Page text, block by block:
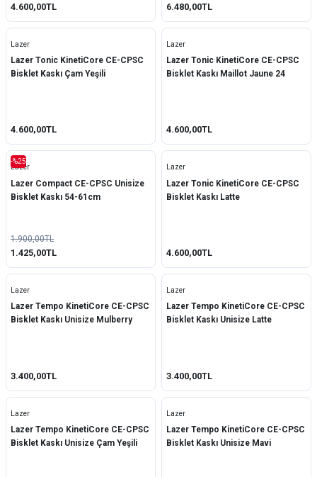
4.600,00TL 6.480,00TL
Lazer
Lazer Tonic KinetiCore CE-CPSC
Bisklet Kaskı Çam Yeşili
4.600,00TL
Lazer
Lazer Tonic KinetiCore CE-CPSC
Bisklet Kaskı Maillot Jaune 24
4.600,00TL
-%25
Lazer
Lazer Compact CE-CPSC Unisize
Bisklet Kaskı 54-61cm
1.900,00TL
1.425,00TL
Lazer
Lazer Tonic KinetiCore CE-CPSC
Bisklet Kaskı Latte
4.600,00TL
Lazer
Lazer Tempo KinetiCore CE-CPSC
Bisklet Kaskı Unisize Mulberry
3.400,00TL
Lazer
Lazer Tempo KinetiCore CE-CPSC
Bisklet Kaskı Unisize Latte
3.400,00TL
Lazer
Lazer Tempo KinetiCore CE-CPSC
Bisklet Kaskı Unisize Çam Yeşili
Lazer
Lazer Tempo KinetiCore CE-CPSC
Bisklet Kaskı Unisize Mavi